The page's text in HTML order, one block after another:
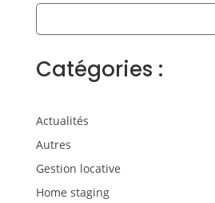
Catégories :
Actualités
Autres
Gestion locative
Home staging